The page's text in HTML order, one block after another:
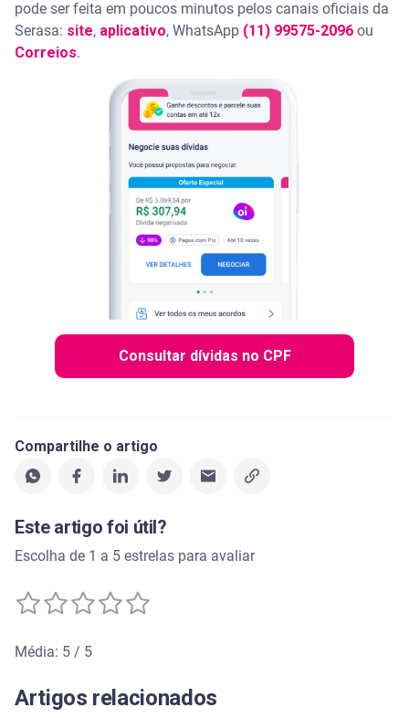
pode ser feita em poucos minutos pelos canais oficiais da
Serasa: site, aplicativo, WhatsApp (11) 99575-2096 ou
Correios.
Consultar dívidas no CPF
Compartilhe o artigo
Este artigo foi útil?
Escolha de 1 a 5 estrelas para avaliar
Média: 5 / 5
Artigos relacionados